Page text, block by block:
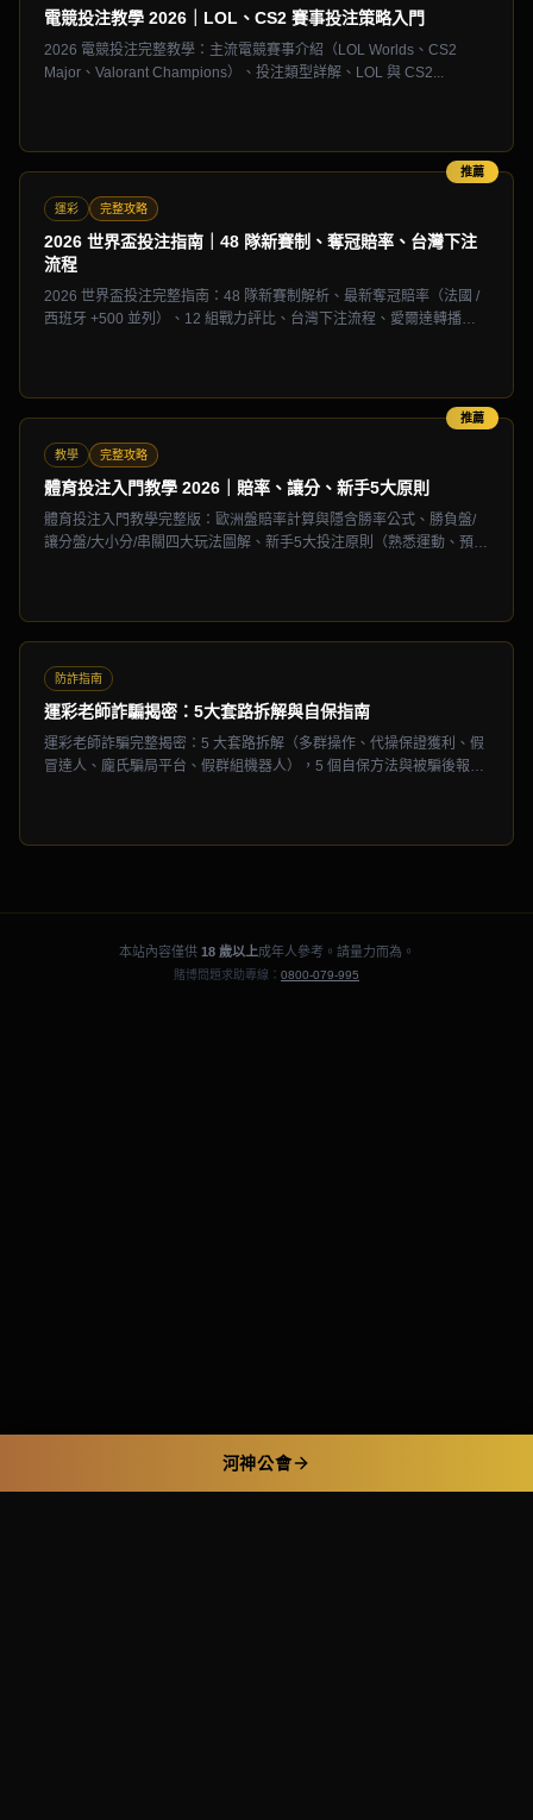
電競投注教學 2026｜LOL、CS2 賽事投注策略入門
2026 電競投注完整教學：主流電競賽事介紹（LOL Worlds、CS2
Major、Valorant Champions）、投注類型詳解、LOL 與 CS2...
推薦
運彩 完整攻略
2026 世界盃投注指南｜48 隊新賽制、奪冠賠率、台灣下注
流程
2026 世界盃投注完整指南：48 隊新賽制解析、最新奪冠賠率（法國 /
西班牙 +500 並列）、12 組戰力評比、台灣下注流程、愛爾達轉播。
推薦
教學 完整攻略
體育投注入門教學 2026｜賠率、讓分、新手5大原則
體育投注入門教學完整版：歐洲盤賠率計算與隱含勝率公式、勝負盤/
讓分盤/大小分/串關四大玩法圖解、新手5大投注原則（熟悉運動、預算
防詐指南
運彩老師詐騙揭密：5大套路拆解與自保指南
運彩老師詐騙完整揭密：5 大套路拆解（多群操作、代操保證獲利、假
冒達人、龐氏騙局平台、假群組機器人），5 個自保方法與被騙後報案
本站內容僅供 18 歲以上成年人參考。請量力而為。
賭博問題求助專線： 0800-079-995
河神公會